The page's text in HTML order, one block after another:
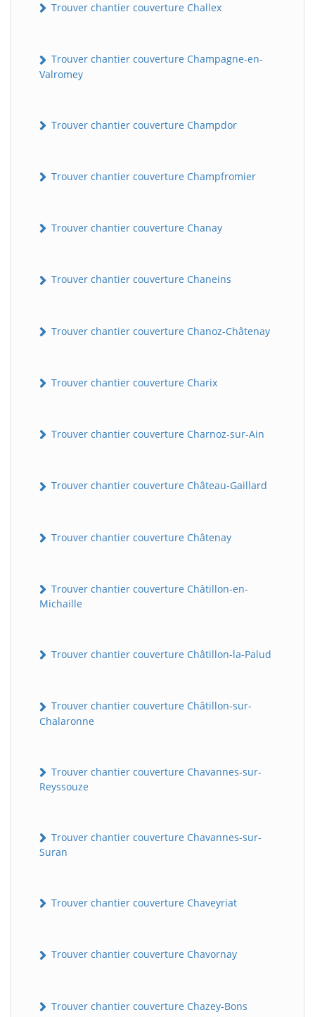
Trouver chantier couverture Challex
Trouver chantier couverture Champagne-en-
Valromey
Trouver chantier couverture Champdor
Trouver chantier couverture Champfromier
Trouver chantier couverture Chanay
Trouver chantier couverture Chaneins
Trouver chantier couverture Chanoz-Châtenay
Trouver chantier couverture Charix
Trouver chantier couverture Charnoz-sur-Ain
Trouver chantier couverture Château-Gaillard
Trouver chantier couverture Châtenay
Trouver chantier couverture Châtillon-en-
Michaille
Trouver chantier couverture Châtillon-la-Palud
Trouver chantier couverture Châtillon-sur-
Chalaronne
Trouver chantier couverture Chavannes-sur-
Reyssouze
Trouver chantier couverture Chavannes-sur-
Suran
Trouver chantier couverture Chaveyriat
Trouver chantier couverture Chavornay
Trouver chantier couverture Chazey-Bons